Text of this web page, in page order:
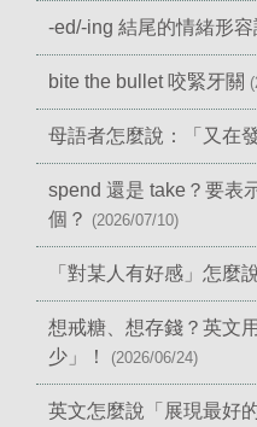
-ed/-ing 結尾的情緒形容
bite the bullet 咬緊牙關
母語者怎麼說：「又在
spend 還是 take？要表
個？ (2026/07/10)
「對某人有好感」怎麼
想戒糖、想存錢？英文
少」！
(2026/06/24)
英文怎麼說「展現最好